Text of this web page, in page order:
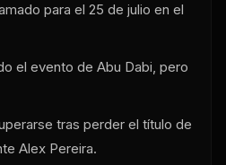
para el 25 de julio en el
el evento de Abu Dabi, pero
tras perder el título de
Alex Pereira.